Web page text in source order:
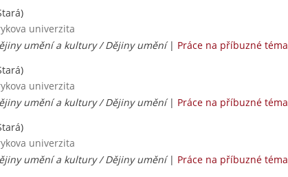
univerzita
umění a kultury / Dějiny umění| Práce na příbuzné téma
univerzita
umění a kultury / Dějiny umění| Práce na příbuzné téma
univerzita
umění a kultury / Dějiny umění| Práce na příbuzné téma